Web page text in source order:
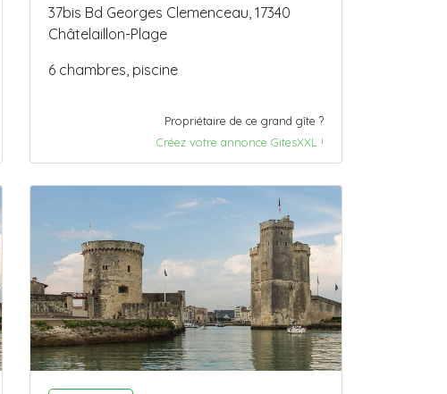
37bis Bd Georges Clemenceau, 17340
Châtelaillon-Plage
6 chambres, piscine
Propriétaire de ce grand gîte ?
Créez votre annonce GitesXXL !